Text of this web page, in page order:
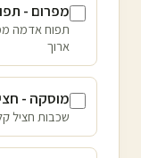
מפרום -
תפוח אדמה
ארוך
מוסקה -
שכבות חציל